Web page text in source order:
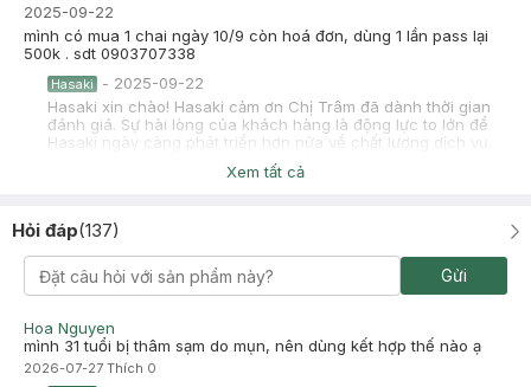
2025-09-22
mình có mua 1 chai ngày 10/9 còn hoá đơn, dùng 1 lần pass lại
500k . sdt 0903707338
Hasaki - 2025-09-22
Hasaki xin chào! Hasaki cảm ơn Chị Trâm đã dành thời gian
đánh giá. Sự hài lòng của khách hàng là động lực to lớn để
Hasaki ngày càng phát triển hơn nữa về chất lượng dịch vụ.
Cảm ơn bạn đã tin tưởng và mua sắm tại Hasaki!
2025-09-16
0986673311
Hasaki -2025-09-16
đánh giá. Sự hài lòng của khách hàng là động lực to lớn để
Hasaki ngày càng phát triển hơn nữa về chất lượng dịch vụ.
Cảm ơn bạn đã tin tưởng và mua sắm tại Hasaki!
Xem tất cả
Hỏi đáp(137)
Gửi
Hoa Nguyen
mình 31 tuổi bị thâm sạm do mụn, nên dùng kết hợp thế nào ạ
2026-07-27 Thích 0